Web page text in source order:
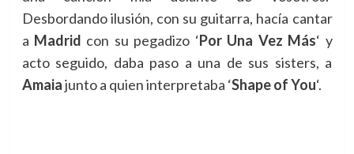
Desbordando ilusión, con su guitarra, hacía cantar
a Madrid con su pegadizo ‘Por Una Vez Más‘ y
acto seguido, daba paso a una de sus sisters, a
Amaiajunto a quien interpretaba ‘Shape of You‘.